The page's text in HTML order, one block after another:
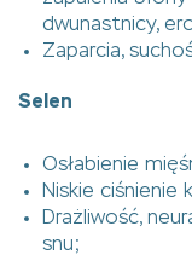
dwunastnicy,
Zaparcia,
Selen
Osłabienie
Niskie ciśnienie
Drażliwość,
snu;